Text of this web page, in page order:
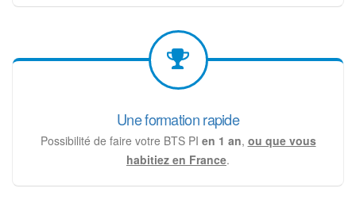
Une formation rapide
Possibilité de faire votre BTS PI en 1 an, ou que vous
habitiez en France.